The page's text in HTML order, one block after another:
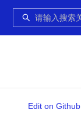
Edit on Github